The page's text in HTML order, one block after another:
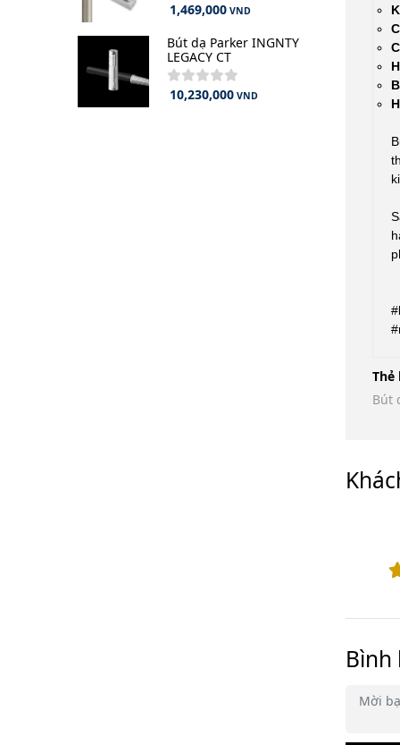
1,469,000 VND
Bút dạ Parker INGNTY
LEGACY CT
10,230,000 VND
Thẻ
Bút
Bình